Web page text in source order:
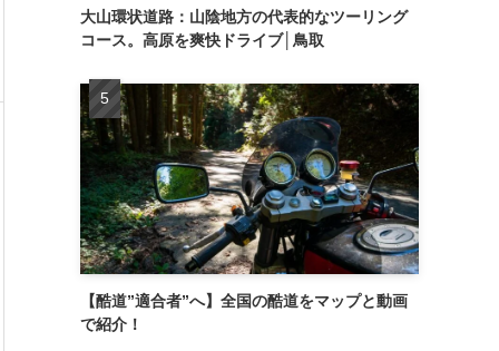
大山環状道路：山陰地方の代表的なツーリング
コース。高原を爽快ドライブ│鳥取
【酷道”適合者”へ】全国の酷道をマップと動画
で紹介！